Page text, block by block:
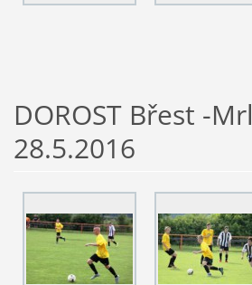
DOROST Břest -
28.5.2016